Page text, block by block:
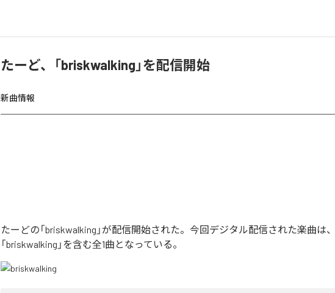
たーど、「briskwalking」を配信開始
新曲情報
たーどの「briskwalking」が配信開始された。今回デジタル配信された楽曲は
「briskwalking」を含む全1曲となっている。